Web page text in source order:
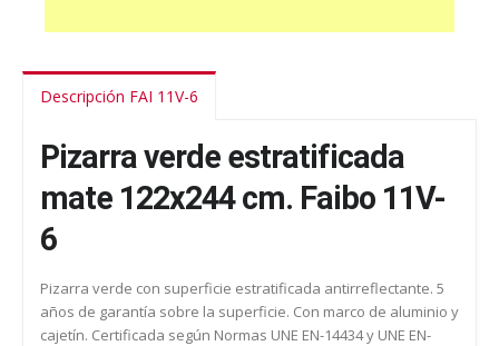
Descripción FAI 11V-6
Pizarra verde estratificada
mate 122x244 cm. Faibo 11V-
6
Pizarra verde con superficie estratificada antirreflectante. 5
años de garantía sobre la superficie. Con marco de aluminio y
cajetín. Certificada según Normas UNE EN-14434 y UNE EN-